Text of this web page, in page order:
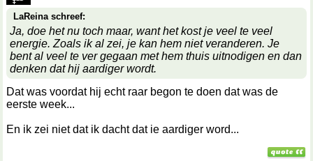
LaReina schreef:
Ja, doe het nu toch maar, want het kost je veel te veel
energie. Zoals ik al zei, je kan hem niet veranderen. Je
bent al veel te ver gegaan met hem thuis uitnodigen en dan
denken dat hij aardiger wordt.
Dat was voordat hij echt raar begon te doen dat was de
eerste week...
En ik zei niet dat ik dacht dat ie aardiger word...